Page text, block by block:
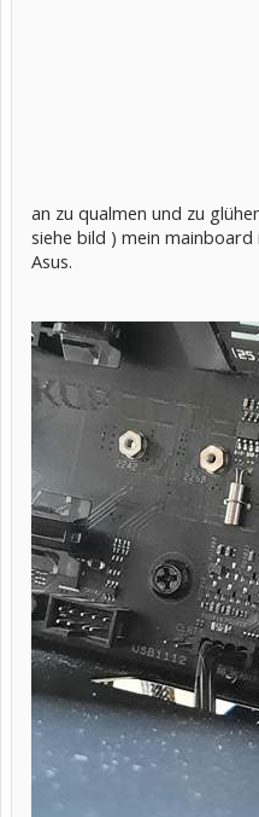
an zu qualmen und zu
siehe bild ) mein
Asus.